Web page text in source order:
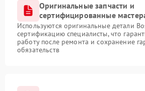
Оригинальные запчасти и
сертифицированные
Используются оригинальные детали
сертификацию специалисты, что
работу после ремонта и сохранение
обязательств